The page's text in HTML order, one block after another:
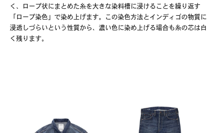
く、ロープ状にまとめた糸を大きな染料槽に浸けることを繰り返す
「ロープ染色」で染め上げます。この染色方法とインディゴの物質に
浸透しづらいという性質から、濃い色に染め上げる場合も糸の芯は白
く残ります。